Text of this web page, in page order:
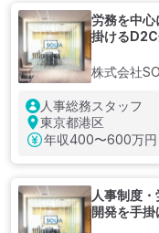
労務を中
掛ける
株式会社
人事総務スタッフ
東京都港区
年収400〜600万円
人事制度
開発を手